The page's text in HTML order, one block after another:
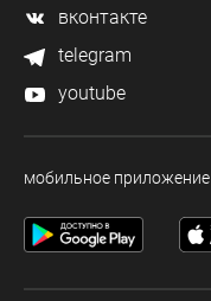
вконтакте
telegram
youtube
мобильное приложение